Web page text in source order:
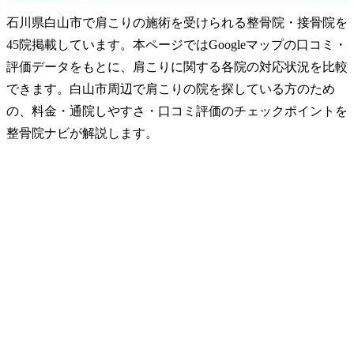
石川県白山市で肩こりの施術を受けられる整骨院・接骨院を
45院掲載しています。本ページではGoogleマップの口コミ・
評価データをもとに、肩こりに関する各院の対応状況を比較
できます。白山市周辺で肩こりの院を探している方のため
の、料金・通院しやすさ・口コミ評価のチェックポイントを
整骨院ナビが解説します。